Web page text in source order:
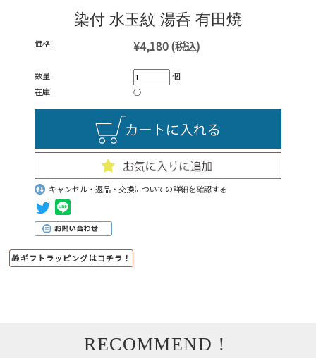
染付 水玉紋 湯呑 有田焼
価格: ¥4,180(税込)
数量:
個
在庫:
○
キャンセル・返品・交換についての詳細を確認する
🎁ギフトラッピングはコチラ！
RECOMMEND！